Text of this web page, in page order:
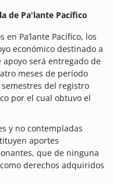
de Pa'lante Pacífico
Pa’lante Pacífico, los
económico destinado a
será entregado de
meses de período
del registro
por el cual obtuvo el
y no contempladas
aportes
que de ninguna
derechos adquiridos